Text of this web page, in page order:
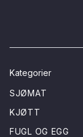
Kategorier
SJØMAT
KJØTT
FUGL OG EGG